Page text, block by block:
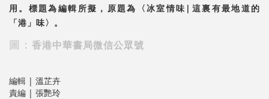
用。標題為編輯所擬，原題為〈冰室情味|這裏有最地道的
「港」味〉。
圖： 香港中華書局微信公眾號
編輯 | 溫芷卉
責編 | 張艷玲